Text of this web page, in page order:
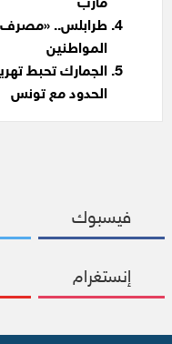
مأرب
طرابلس.. «مصرف
المواطنين
الجمارك تحبط
الحدود مع تونس
فيسبوك
إنستغرام